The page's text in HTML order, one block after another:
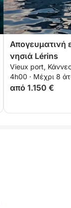
Απογευματινή
νησιά Lérins
Vieux port,
4h00 · Μέχρι 8
από 1.150 €